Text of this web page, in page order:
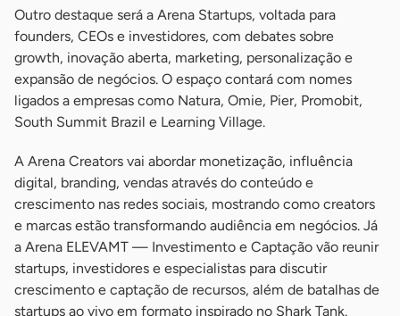
Outro destaque será a Arena Startups, voltada para
founders, CEOs e investidores, com debates sobre
growth, inovação aberta, marketing, personalização e
expansão de negócios. O espaço contará com nomes
ligados a empresas como Natura, Omie, Pier, Promobit,
South Summit Brazil e Learning Village.
A Arena Creators vai abordar monetização, influência
digital, branding, vendas através do conteúdo e
crescimento nas redes sociais, mostrando como creators
e marcas estão transformando audiência em negócios. Já
a Arena ELEVAMT — Investimento e Captação vão reunir
startups, investidores e especialistas para discutir
crescimento e captação de recursos, além de batalhas de
startups ao vivo em formato inspirado no Shark Tank.